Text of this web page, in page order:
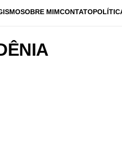
SOBRE MIMCONTATO